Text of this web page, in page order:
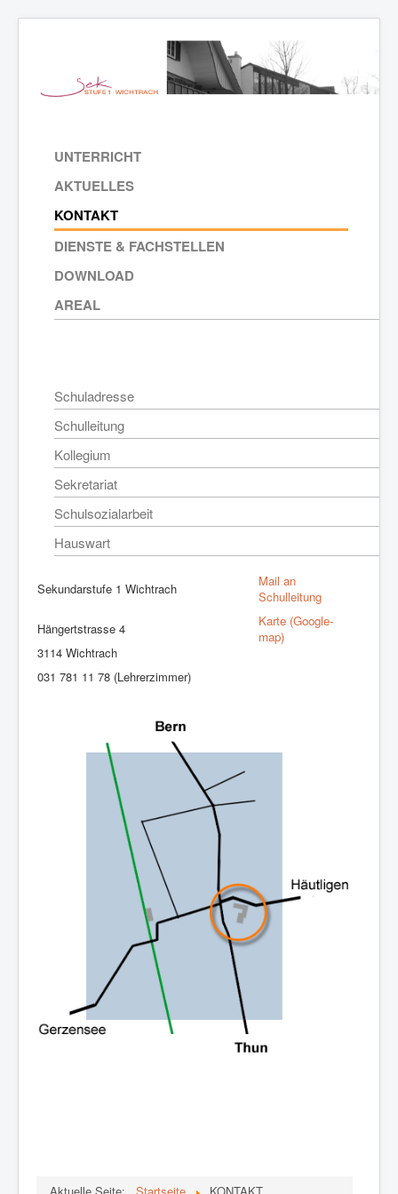
UNTERRICHT
AKTUELLES
KONTAKT
DIENSTE & FACHSTELLEN
DOWNLOAD
AREAL
Schuladresse
Schulleitung
Kollegium
Sekretariat
Schulsozialarbeit
Hauswart
Sekundarstufe 1 Wichtrach
Hängertstrasse 4
3114 Wichtrach
031 781 11 78 (Lehrerzimmer)
Mail an
Schulleitung
Karte (Google-
map)
Aktuelle Seite: Startseite KONTAKT